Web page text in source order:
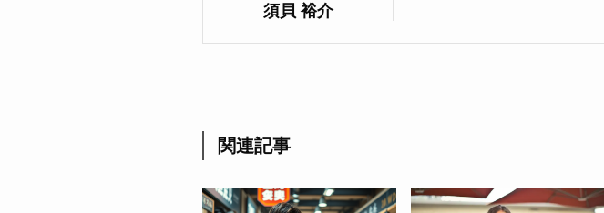
須貝 裕介
関連記事